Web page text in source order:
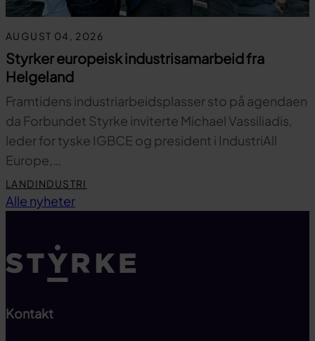
AUGUST 04, 2026
Styrker europeisk industrisamarbeid fra
Helgeland
Framtidens industriarbeidsplasser sto på agendaen
da Forbundet Styrke inviterte Michael Vassiliadis,
leder for tyske IGBCE og president i IndustriAll
Europe,…
LANDINDUSTRI
Alle nyheter
Kontakt